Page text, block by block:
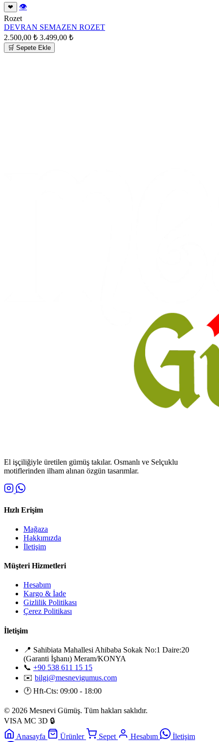
❤
👁
Rozet
DEVRAN SEMAZEN ROZET
2.500,00 ₺ 3.499,00 ₺
🛒 Sepete Ekle
El işçiliğiyle üretilen gümüş takılar. Osmanlı ve Selçuklu
motiflerinden ilham alınan özgün tasarımlar.
Hızlı Erişim
Mağaza
Hakkımızda
İletişim
Müşteri Hizmetleri
Hesabım
Kargo & İade
Gizlilik Politikası
Çerez Politikası
İletişim
📍 Sahibiata Mahallesi Ahibaba Sokak No:1 Daire:20
(Garanti İşhanı) Meram/KONYA
📞 +90 538 611 15 15
✉️ bilgi@mesnevigumus.com
🕐 Hft-Cts: 09:00 - 18:00
© 2026 Mesnevi Gümüş. Tüm hakları saklıdır.
VISA MC 3D 🔒
Anasayfa
Ürünler Sepet Hesabım İletişim